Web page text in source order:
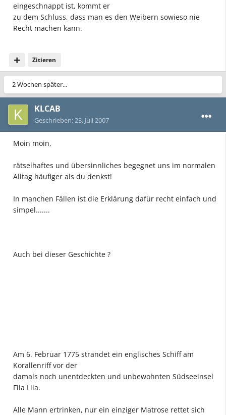
eingeschnappt ist, kommt er
zu dem Schluss, dass man es den Weibern sowieso nie
Recht machen kann.
Zitieren
2 Wochen später...
KLCAB
Geschrieben:23. Juli 2007
Moin moin,
rätselhaftes und übersinnliches begegnet uns im normalen
Alltag häufiger als du denkst!
In manchen Fällen ist die Erklärung dafür recht einfach und
simpel.......
Auch bei dieser Geschichte ?
Am 6. Februar 1775 strandet ein englisches Schiff am
Korallenriff vor der
damals noch unentdeckten und unbewohnten Südseeinsel
Fila Lila.
Alle Mann ertrinken, nur ein einziger Matrose rettet sich